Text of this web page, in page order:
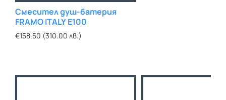
Смесител душ-батерия
FRAMO ITALY E100
€158.50 (310.00 лв.)